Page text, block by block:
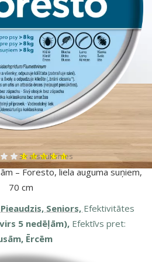
– Foresto, liela auguma suņiem,
70 cm
Atsauksmes 100%, reitingu skaits:
3× atsauksmes
Seniors, Efektivitātes
5 nedēļām), Efektīvs pret:
Ērcēm